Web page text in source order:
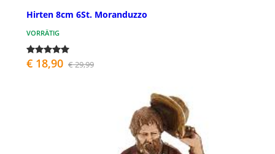
Hirten 8cm 6St. Moranduzzo
VORRÄTIG
€ 18,90 € 29,99